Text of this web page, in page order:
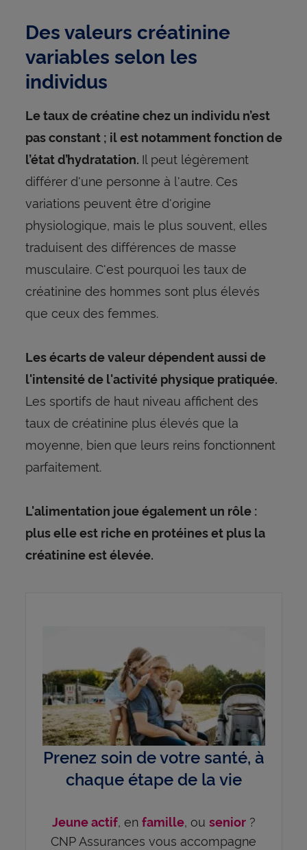
Des valeurs créatinine
variables selon les
individus
Le taux de créatine chez un individu n’est
pas constant ; il est notamment fonction de
l’état d’hydratation. Il peut légèrement
différer d'une personne à l'autre. Ces
variations peuvent être d'origine
physiologique, mais le plus souvent, elles
traduisent des différences de masse
musculaire. C'est pourquoi les taux de
créatinine des hommes sont plus élevés
que ceux des femmes.
Les écarts de valeur dépendent aussi de
l'intensité de l'activité physique pratiquée.
Les sportifs de haut niveau affichent des
taux de créatinine plus élevés que la
moyenne, bien que leurs reins fonctionnent
parfaitement.
L'alimentation joue également un rôle :
plus elle est riche en protéines et plus la
créatinine est élevée.
Prenez soin de votre santé, à
chaque étape de la vie
Jeune actif, en famille, ou senior?
CNP Assurances vous accompagne